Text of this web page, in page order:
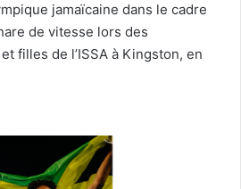
jamaïcaine dans le cadre
de vitesse lors des
filles de l’ISSA à Kingston, en